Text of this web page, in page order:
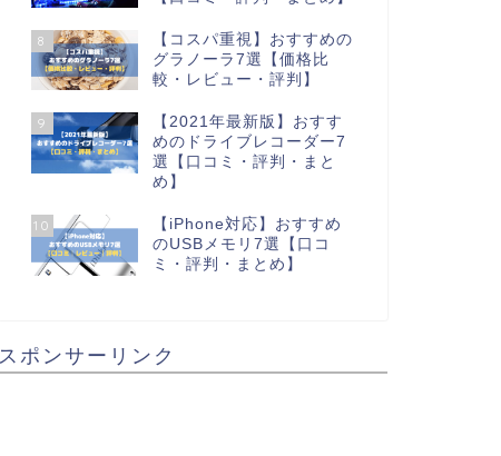
8
【コスパ重視】おすすめの
グラノーラ7選【価格比
較・レビュー・評判】
9
【2021年最新版】おすす
めのドライブレコーダー7
選【口コミ・評判・まと
め】
10
【iPhone対応】おすすめ
のUSBメモリ7選【口コ
ミ・評判・まとめ】
スポンサーリンク